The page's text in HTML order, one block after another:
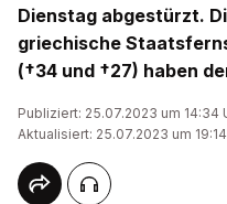
Dienstag abgestürzt.
griechische
(†34 und †27) haben
Publiziert: 25.07.2023 um 14:34
Aktualisiert: 25.07.2023 um